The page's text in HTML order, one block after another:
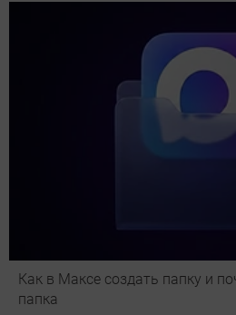
Как в Максе создать папку и
папка